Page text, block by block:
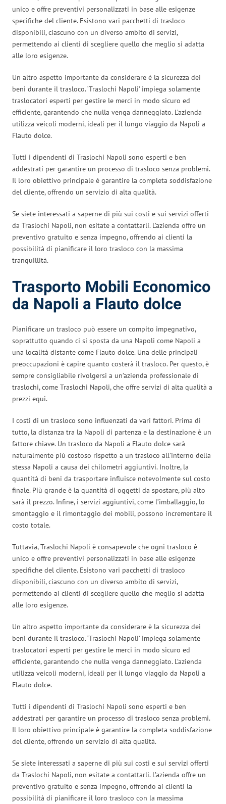
unico e offre preventivi personalizzati in base alle esigenze
specifiche del cliente. Esistono vari pacchetti di trasloco
disponibili, ciascuno con un diverso ambito di servizi,
permettendo ai clienti di scegliere quello che meglio si adatta
alle loro esigenze.
Un altro aspetto importante da considerare è la sicurezza dei
beni durante il trasloco. ‘Traslochi Napoli’ impiega solamente
traslocatori esperti per gestire le merci in modo sicuro ed
efficiente, garantendo che nulla venga danneggiato. L’azienda
utilizza veicoli moderni, ideali per il lungo viaggio da Napoli a
Flauto dolce.
Tutti i dipendenti di Traslochi Napoli sono esperti e ben
addestrati per garantire un processo di trasloco senza problemi.
Il loro obiettivo principale è garantire la completa soddisfazione
del cliente, offrendo un servizio di alta qualità.
Se siete interessati a saperne di più sui costi e sui servizi offerti
da Traslochi Napoli, non esitate a contattarli. L’azienda offre un
preventivo gratuito e senza impegno, offrendo ai clienti la
possibilità di pianificare il loro trasloco con la massima
tranquillità.
Trasporto Mobili Economico
da Napoli a Flauto dolce
Pianificare un trasloco può essere un compito impegnativo,
soprattutto quando ci si sposta da una Napoli come Napoli a
una località distante come Flauto dolce. Una delle principali
preoccupazioni è capire quanto costerà il trasloco. Per questo, è
sempre consigliabile rivolgersi a un’azienda professionale di
traslochi, come Traslochi Napoli, che offre servizi di alta qualità a
prezzi equi.
I costi di un trasloco sono influenzati da vari fattori. Prima di
tutto, la distanza tra la Napoli di partenza e la destinazione è un
fattore chiave. Un trasloco da Napoli a Flauto dolce sarà
naturalmente più costoso rispetto a un trasloco all’interno della
stessa Napoli a causa dei chilometri aggiuntivi. Inoltre, la
quantità di beni da trasportare influisce notevolmente sul costo
finale. Più grande è la quantità di oggetti da spostare, più alto
sarà il prezzo. Infine, i servizi aggiuntivi, come l’imballaggio, lo
smontaggio e il rimontaggio dei mobili, possono incrementare il
costo totale.
Tuttavia, Traslochi Napoli è consapevole che ogni trasloco è
unico e offre preventivi personalizzati in base alle esigenze
specifiche del cliente. Esistono vari pacchetti di trasloco
disponibili, ciascuno con un diverso ambito di servizi,
permettendo ai clienti di scegliere quello che meglio si adatta
alle loro esigenze.
Un altro aspetto importante da considerare è la sicurezza dei
beni durante il trasloco. ‘Traslochi Napoli’ impiega solamente
traslocatori esperti per gestire le merci in modo sicuro ed
efficiente, garantendo che nulla venga danneggiato. L’azienda
utilizza veicoli moderni, ideali per il lungo viaggio da Napoli a
Flauto dolce.
Tutti i dipendenti di Traslochi Napoli sono esperti e ben
addestrati per garantire un processo di trasloco senza problemi.
Il loro obiettivo principale è garantire la completa soddisfazione
del cliente, offrendo un servizio di alta qualità.
Se siete interessati a saperne di più sui costi e sui servizi offerti
da Traslochi Napoli, non esitate a contattarli. L’azienda offre un
preventivo gratuito e senza impegno, offrendo ai clienti la
possibilità di pianificare il loro trasloco con la massima